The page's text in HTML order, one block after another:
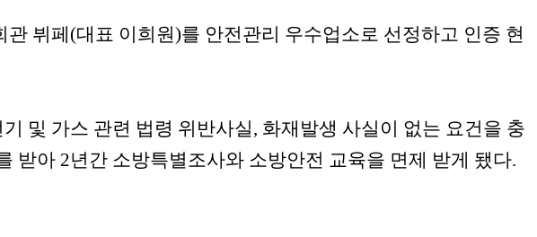
뷔페(대표 이희원)를 안전관리 우수업소로 선정하고 인증 현
및 가스 관련 법령 위반사실, 화재발생 사실이 없는 요건을 충
받아 2년간 소방특별조사와 소방안전 교육을 면제 받게 됐다.